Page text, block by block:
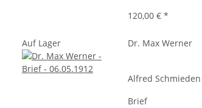
120,00 €*
Auf Lager Dr. Max Werner
Alfred Schmieden
Brief